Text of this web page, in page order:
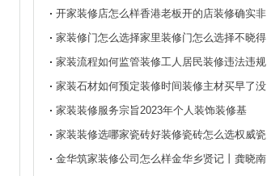
开家装修店怎么样香港老板开的店装修确实非
家装修门怎么选择家里装修门怎么选择不晓得
家装流程如何监管装修工人居民装修违法违规
家装石材如何预定装修时间装修主材买早了没
家装装修服务宗旨2023年个人装饰装修基
家装装修选哪家瓷砖好装修瓷砖怎么选权威瓷
金华筑家装修公司怎么样金华乡贤记丨龚晓南